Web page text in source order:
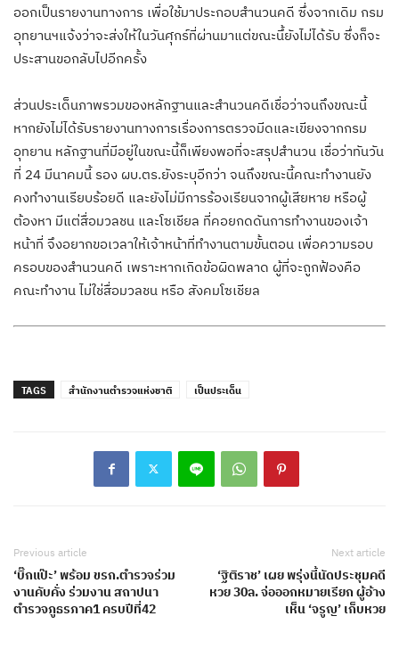
ออกเป็นรายงานทางการ เพื่อใช้มาประกอบสำนวนคดี ซึ่งจากเดิม กรม
อุทยานฯแจ้งว่าจะส่งให้ในวันศุกร์ที่ผ่านมาแต่ขณะนึ้ยังไม่ได้รับ ซึ่งก็จะ
ประสานขอกลับไปอีกครั้ง
ส่วนประเด็นภาพรวมของหลักฐานและสำนวนคดีเชื่อว่าจนถึงขณะนี้
หากยังไม่ได้รับรายงานทางการเรื่องการตรวจมีดและเขียงจากกรม
อุทยาน หลักฐานที่มีอยู่ในขณะนี้ก็เพียงพอที่จะสรุปสำนวน เชื่อว่าทันวัน
ที่ 24 มีนาคมนี้ รอง ผบ.ตร.ยังระบุอีกว่า จนถึงขณะนี้คณะทำงานยัง
คงทำงานเรียบร้อยดี และยังไม่มีการร้องเรียนจากผู้เสียหาย หรือผู้
ต้องหา มีแต่สื่อมวลชน และโซเชียล ที่คอยกดดันการทำงานของเจ้า
หน้าที่ จึงอยากขอเวลาให้เจ้าหน้าที่ทำงานตามขั้นตอน เพื่อความรอบ
ครอบของสำนวนคดี เพราะหากเกิดข้อผิดพลาด ผู้ที่จะถูกฟ้องคือ
คณะทำงาน ไม่ใช่สื่อมวลชน หรือ สังคมโซเชียล
TAGS สำนักงานตำรวจแห่งชาติ เป็นประเด็น
Previous article
‘บิ๊กแป๊ะ’ พร้อม ขรก.ตำรวจร่วม
งานคับคั่ง ร่วมงาน สถาปนา
ตำรวจภูธรภาค1 ครบปีที่42
Next article
‘ฐิติราช’ เผย พรุ่งนี้นัดประชุมคดี
หวย 30ล. จ่อออกหมายเรียก ผู้อ้าง
เห็น ‘จรูญ’ เก็บหวย